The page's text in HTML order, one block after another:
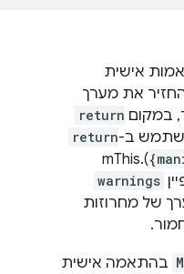
אישית
צריכים להחזיר את מערך
במקום return
ב-return
).mThis
warnings
של מחרוזות
בהתאמה אישית